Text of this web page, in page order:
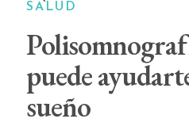
SALUD
puede
sueño